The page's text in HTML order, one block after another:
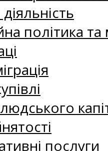
політика
послуги